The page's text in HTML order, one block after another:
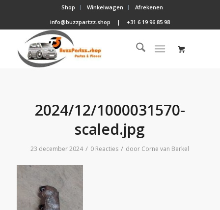
Shop Winkelwagen
Afrekenen
info@buzzpartzz.shop
| +31 6 19 96 85 98
2024/12/1000031570-
scaled.jpg
23 december 2024 / 0 Reacties / door Corne van Berkel